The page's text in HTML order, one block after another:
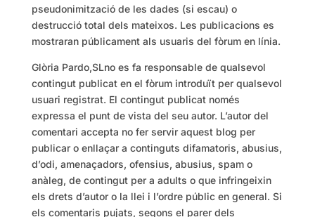
pseudonimització de les dades (si escau) o
destrucció total dels mateixos. Les publicacions es
mostraran públicament als usuaris del fòrum en línia.
Glòria Pardo,SLno es fa responsable de qualsevol
contingut publicat en el fòrum introduït per qualsevol
usuari registrat. El contingut publicat només
expressa el punt de vista del seu autor. L’autor del
comentari accepta no fer servir aquest blog per
publicar o enllaçar a continguts difamatoris, abusius,
d’odi, amenaçadors, ofensius, abusius, spam o
anàleg, de contingut per a adults o que infringeixin
els drets d’autor o la llei i l’ordre públic en general. Si
els comentaris pujats, segons el parer dels